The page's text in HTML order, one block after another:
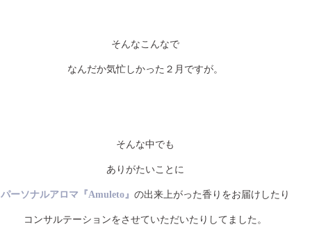
そんなこんなで
なんだか気忙しかった２月ですが。
そんな中でも
ありがたいことに
パーソナルアロマ『Amuleto』 の出来上がった香りをお届けしたり
コンサルテーションをさせていただいたりしてました。